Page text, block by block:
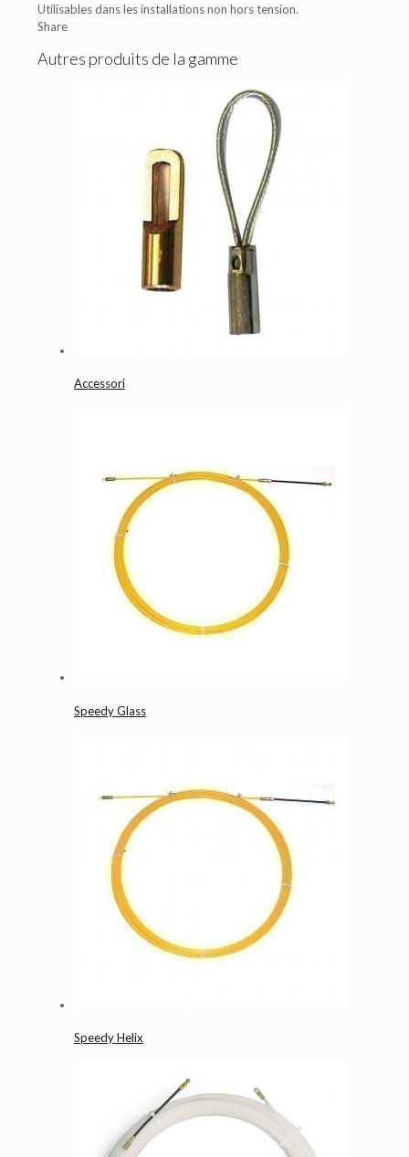
Utilisables dans les installations non hors tension.
Share
Autres produits de la gamme
Accessori
Speedy Glass
Speedy Helix